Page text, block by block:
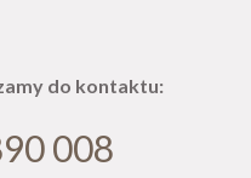
do kontaktu:
008